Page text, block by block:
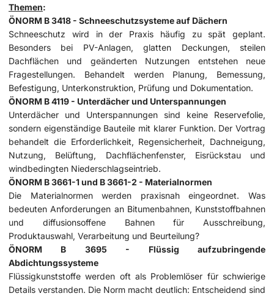
Themen:
ÖNORM B 3418 - Schneeschutzsysteme auf Dächern
Schneeschutz wird in der Praxis häufig zu spät geplant.
Besonders bei PV-Anlagen, glatten Deckungen, steilen
Dachflächen und geänderten Nutzungen entstehen neue
Fragestellungen. Behandelt werden Planung, Bemessung,
Befestigung, Unterkonstruktion, Prüfung und Dokumentation.
ÖNORM B 4119 - Unterdächer und Unterspannungen
Unterdächer und Unterspannungen sind keine Reservefolie,
sondern eigenständige Bauteile mit klarer Funktion. Der Vortrag
behandelt die Erforderlichkeit, Regensicherheit, Dachneigung,
Nutzung, Belüftung, Dachflächenfenster, Eisrückstau und
windbedingten Niederschlagseintrieb.
ÖNORM B 3661-1 und B 3661-2 - Materialnormen
Die Materialnormen werden praxisnah eingeordnet. Was
bedeuten Anforderungen an Bitumenbahnen, Kunststoffbahnen
und diffusionsoffene Bahnen für Ausschreibung,
Produktauswahl, Verarbeitung und Beurteilung?
ÖNORM B 3695 - Flüssig aufzubringende
Abdichtungssysteme
Flüssigkunststoffe werden oft als Problemlöser für schwierige
Details verstanden. Die Norm macht deutlich: Entscheidend sind